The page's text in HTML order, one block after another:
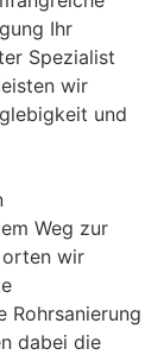
Ihr
Spezialist
wir
und
Weg zur
orten wir
Rohrsanierung
dabei die